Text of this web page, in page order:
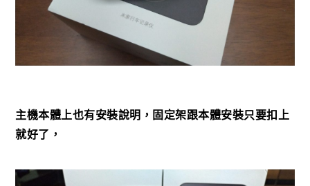
主機本體上也有安裝說明，固定架跟本體安裝只要扣上
就好了，